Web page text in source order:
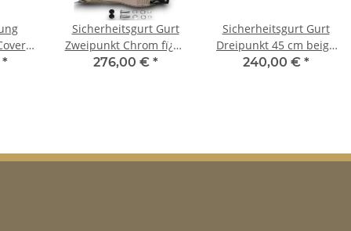
*
Sicherheitsgurt Gurt
Zweipunkt Chrom fï¿½r
Alfa Romeo Oldtimer
276,00 € *
Sicherheitsgurt Gurt
Dreipunkt 45 cm beige
für Alfa Romeo
240,00 € *